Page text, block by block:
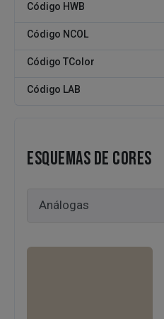
Código HWB
Código NCOL
Código TColor
Código LAB
ESQUEMAS DE CORES